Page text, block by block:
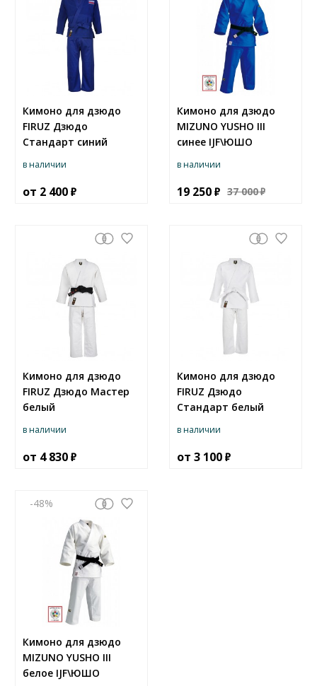
Кимоно для дзюдо
FIRUZ Дзюдо
Стандарт синий
в наличии
от 2 400
Кимоно для дзюдо
MIZUNO YUSHO III
синее IJF\ЮШО
в наличии
19 250 37 000
Кимоно для дзюдо
FIRUZ Дзюдо Мастер
белый
в наличии
от 4 830
Кимоно для дзюдо
FIRUZ Дзюдо
Стандарт белый
в наличии
от 3 100
-48
Кимоно для дзюдо
MIZUNO YUSHO III
белое IJF\ЮШО